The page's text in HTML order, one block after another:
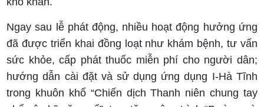
Ngay sau lễ phát động, nhiều hoạt động hưởng ứng
đã được triển khai đồng loạt như khám bệnh, tư vấn
sức khỏe, cấp phát thuốc miễn phí cho người dân;
hướng dẫn cài đặt và sử dụng ứng dụng I-Hà Tĩnh
trong khuôn khổ “Chiến dịch Thanh niên chung tay